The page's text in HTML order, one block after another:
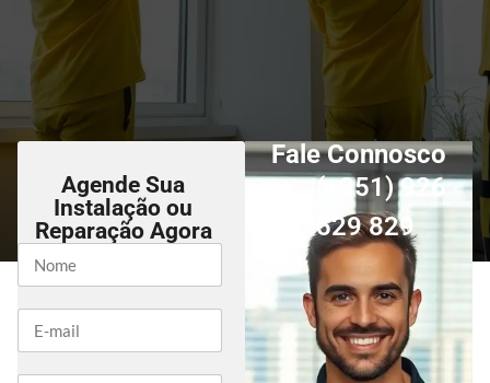
Agende Sua
Instalação ou
Reparação Agora
Fale Connosco
(+351) 926
529 829